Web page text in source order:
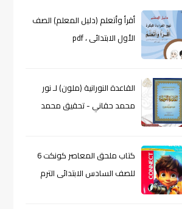
أقرأ وأتعلم (دليل المعلم) الصف
الأول الابتدائى ، pdf
القاعدة النورانية (ملون) لـ نور
محمد حقاني - تحقيق محمد
كتاب ملحق المعاصر كونكت 6
للصف السادس الابتدائى الترم